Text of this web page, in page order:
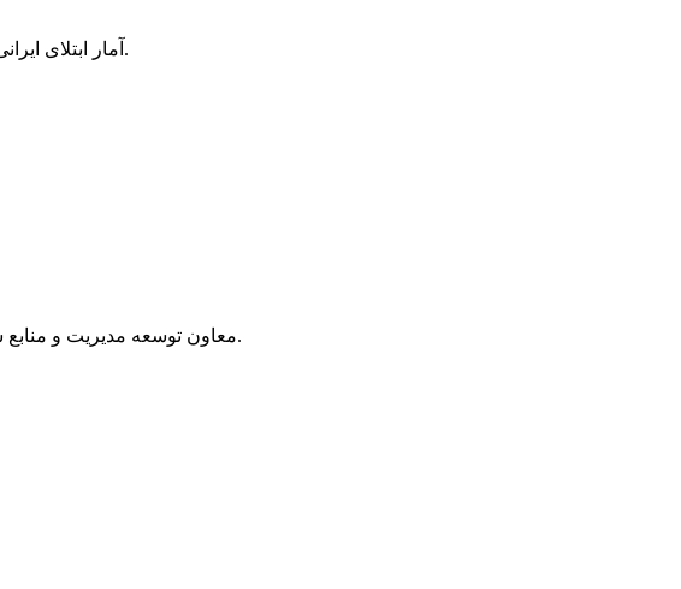
آمار ابتلای ایرانی‌ها به بیماری سنگ کلیه فراتر از متوسط جهانی است و سیستان و بلوچستان هم بالاترین آمار مربوط به سنگ کلیه را دارد.
معاون توسعه مدیریت و منابع سازمان بهزیستی کشور از واریز مستمری سه برابری برای مددجویان آسیب دیده از سیل در سیستان و بلوچستان خبر داد.